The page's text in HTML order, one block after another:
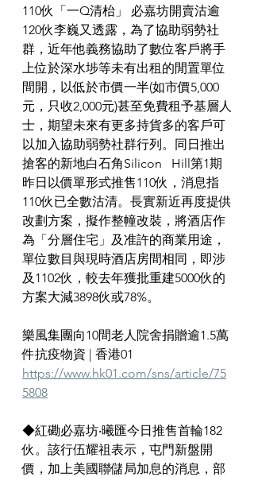
110伙「一Q清枱」 必嘉坊開賣沽逾
120伙李巍又透露，為了協助弱勢社
群，近年他義務協助了數位客戶將手
上位於深水埗等未有出租的閒置單位
間開，以低於市價一半(如市價5,000
元，只收2,000元)甚至免費租予基層人
士，期望未來有更多持貨多的客戶可
以加入協助弱勢社群行列。同日推出
搶客的新地白石角Silicon   Hill第1期
昨日以價單形式推售110伙，消息指
110伙已全數沽清。長實新近再度提供
改劃方案，擬作整幢改裝，將酒店作
為「分層住宅」及准許的商業用途，
單位數目與現時酒店房間相同，即涉
及1102伙，較去年獲批重建5000伙的
方案大減3898伙或78%。
樂風集團向10間老人院舍捐贈逾1.5萬
件抗疫物資 | 香港01
https://www.hk01.com/sns/article/75
5808
◆紅磡必嘉坊‧曦匯今日推售首輪182
伙。該行伍耀祖表示，屯門新盤開
價，加上美國聯儲局加息的消息，部